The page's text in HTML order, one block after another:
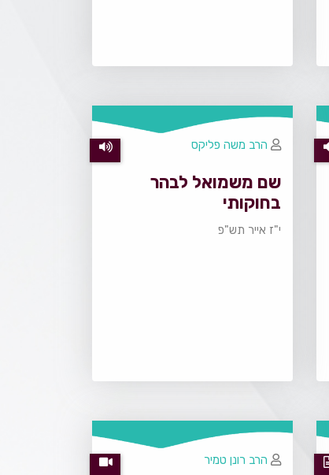
שם משמואל לבהר
בחוקותי
י"ז אייר תש"פ
הרב משה פליקס
הרב רונן טמיר